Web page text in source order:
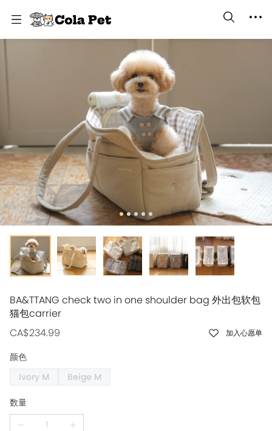
BA&TTANG check two in one shoulder bag 外出包软包
猫包carrier
CA$234.99
加入心愿单
颜色
Ivory M
Beige M
数量